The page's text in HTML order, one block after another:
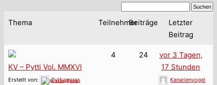
Thema TeilnehmerBeiträge
Letzter
Beitrag
KV – Pytti Vol. MMXVI
Erstellt von: Pythagoras
4 24
vor 3 Tagen,
17 Stunden
Kanarienvogel